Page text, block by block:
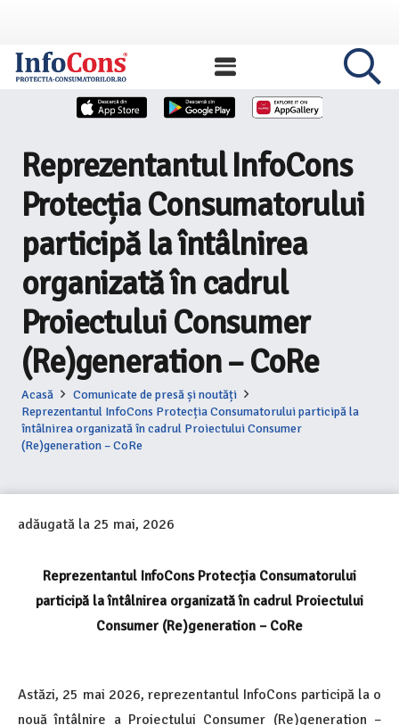
Reprezentantul InfoCons
Protecția Consumatorului
participă la întâlnirea
organizată în cadrul
Proiectului Consumer
(Re)generation – CoRe
Acasă
Comunicate de presă și noutăți
Reprezentantul InfoCons Protecția Consumatorului participă la
întâlnirea organizată în cadrul Proiectului Consumer
(Re)generation – CoRe
adăugată la 25 mai, 2026
Reprezentantul InfoCons Protecția Consumatorului
participă la întâlnirea organizată în cadrul Proiectului
Consumer (Re)generation – CoRe
Astăzi, 25 mai 2026, reprezentantul InfoCons participă la o
nouă întâlnire a Proiectului Consumer (Re)generation –